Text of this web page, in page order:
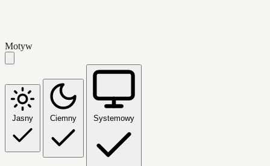
Motyw
Jasny Ciemny Systemowy